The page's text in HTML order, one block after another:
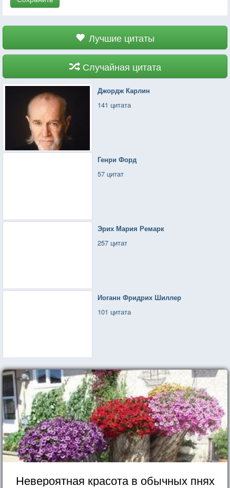
Лучшие цитаты
Случайная цитата
Джордж Карлин
141 цитата
Генри Форд
57 цитат
Эрих Мария Ремарк
257 цитат
Иоганн Фридрих Шиллер
101 цитата
Невероятная красота в обычных пнях